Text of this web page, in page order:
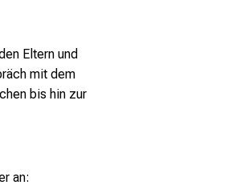
Eltern und
mit dem
bis hin zur
an: